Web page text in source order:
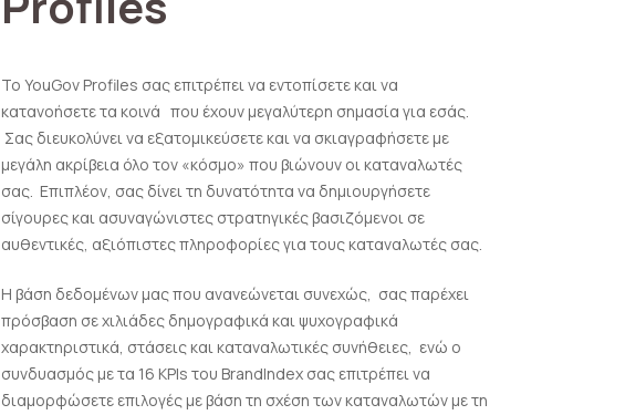
Το YouGov Profiles σας επιτρέπει να εντοπίσετε και να
κατανοήσετε τα κοινά που έχουν μεγαλύτερη σημασία για εσάς.
Σας διευκολύνει να εξατομικεύσετε και να σκιαγραφήσετε με
μεγάλη ακρίβεια όλο τον «κόσμο» που βιώνουν οι καταναλωτές
σας. Επιπλέον, σας δίνει τη δυνατότητα να δημιουργήσετε
σίγουρες και ασυναγώνιστες στρατηγικές βασιζόμενοι σε
αυθεντικές, αξιόπιστες πληροφορίες για τους καταναλωτές σας.
Η βάση δεδομένων μας που ανανεώνεται συνεχώς, σας παρέχει
πρόσβαση σε χιλιάδες δημογραφικά και ψυχογραφικά
χαρακτηριστικά, στάσεις και καταναλωτικές συνήθειες, ενώ ο
συνδυασμός με τα 16 KPIs του BrandIndex σας επιτρέπει να
διαμορφώσετε επιλογές με βάση τη σχέση των καταναλωτών με τη